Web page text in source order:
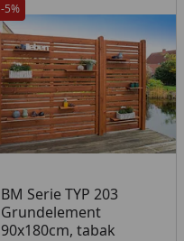
-5%
BM Serie TYP 203
Grundelement
90x180cm, tabak